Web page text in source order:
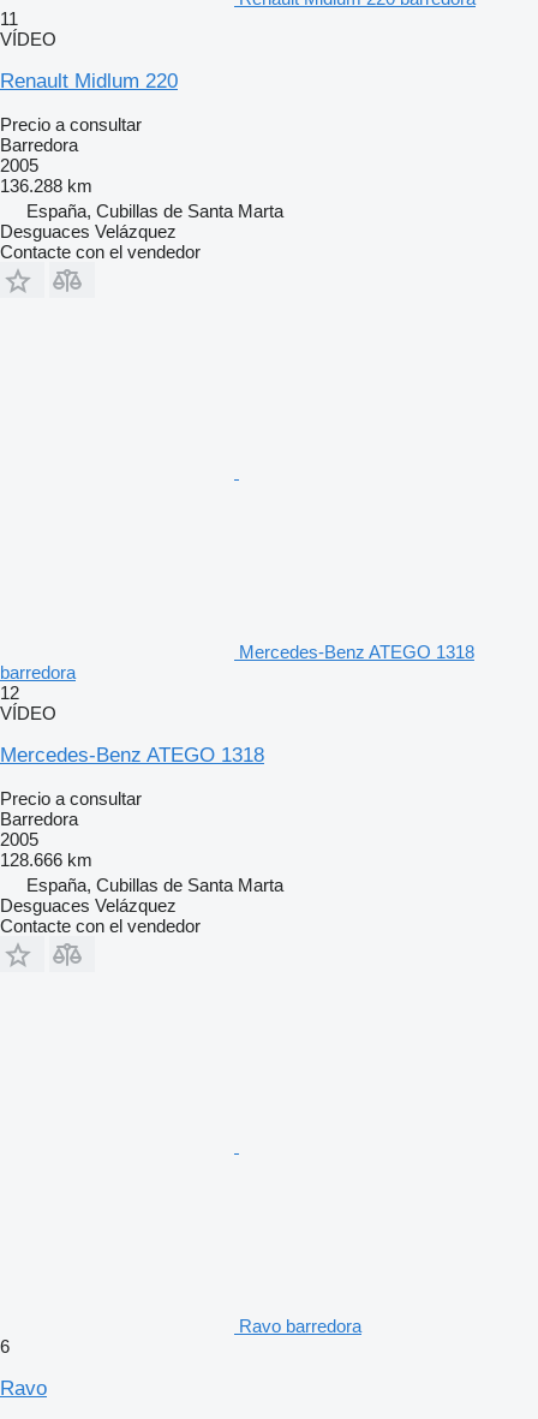
11
VÍDEO
Renault Midlum 220
Precio a consultar
Barredora
2005
136.288 km
España, Cubillas de Santa Marta
Desguaces Velázquez
Contacte con el vendedor
Mercedes-Benz ATEGO 1318
barredora
12
VÍDEO
Mercedes-Benz ATEGO 1318
Precio a consultar
Barredora
2005
128.666 km
España, Cubillas de Santa Marta
Desguaces Velázquez
Contacte con el vendedor
Ravo barredora
6
Ravo